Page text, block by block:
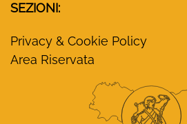
SEZIONI:
Privacy & Cookie Policy
Area Riservata